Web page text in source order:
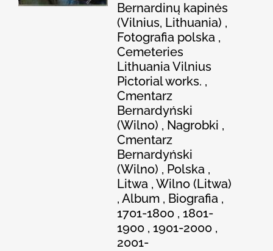
Bernardinų kapinės
(Vilnius, Lithuania) ,
Fotografia polska ,
Cemeteries
Lithuania Vilnius
Pictorial works. ,
Cmentarz
Bernardyński
(Wilno) , Nagrobki ,
Cmentarz
Bernardyński
(Wilno) , Polska ,
Litwa , Wilno (Litwa)
, Album , Biografia ,
1701-1800 , 1801-
1900 , 1901-2000 ,
2001-